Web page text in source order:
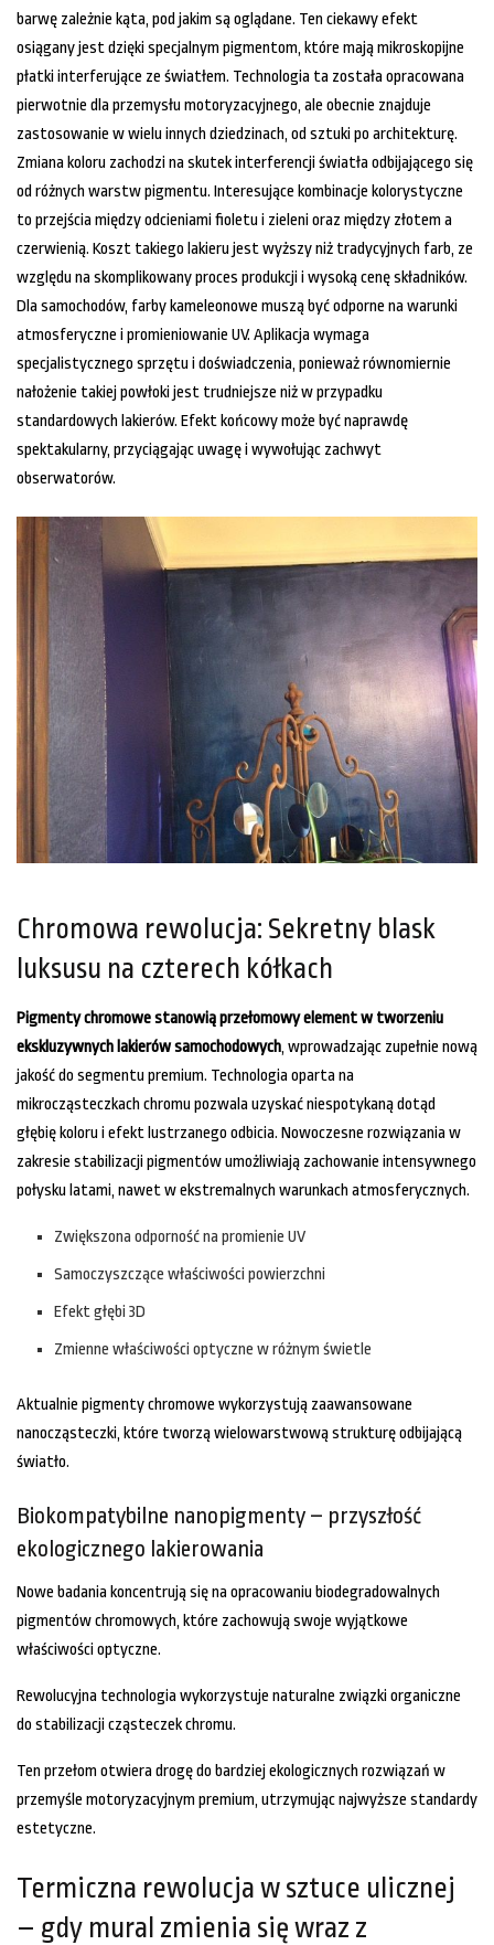
barwę zależnie kąta, pod jakim są oglądane. Ten ciekawy efekt
osiągany jest dzięki specjalnym pigmentom, które mają mikroskopijne
płatki interferujące ze światłem. Technologia ta została opracowana
pierwotnie dla przemysłu motoryzacyjnego, ale obecnie znajduje
zastosowanie w wielu innych dziedzinach, od sztuki po architekturę.
Zmiana koloru zachodzi na skutek interferencji światła odbijającego się
od różnych warstw pigmentu. Interesujące kombinacje kolorystyczne
to przejścia między odcieniami fioletu i zieleni oraz między złotem a
czerwienią. Koszt takiego lakieru jest wyższy niż tradycyjnych farb, ze
względu na skomplikowany proces produkcji i wysoką cenę składników.
Dla samochodów, farby kameleonowe muszą być odporne na warunki
atmosferyczne i promieniowanie UV. Aplikacja wymaga
specjalistycznego sprzętu i doświadczenia, ponieważ równomiernie
nałożenie takiej powłoki jest trudniejsze niż w przypadku
standardowych lakierów. Efekt końcowy może być naprawdę
spektakularny, przyciągając uwagę i wywołując zachwyt
obserwatorów.
Chromowa rewolucja: Sekretny blask
luksusu na czterech kółkach
Pigmenty chromowe stanowią przełomowy element w tworzeniu
ekskluzywnych lakierów samochodowych, wprowadzając zupełnie nową
jakość do segmentu premium. Technologia oparta na
mikrocząsteczkach chromu pozwala uzyskać niespotykaną dotąd
głębię koloru i efekt lustrzanego odbicia. Nowoczesne rozwiązania w
zakresie stabilizacji pigmentów umożliwiają zachowanie intensywnego
połysku latami, nawet w ekstremalnych warunkach atmosferycznych.
Zwiększona odporność na promienie UV
Samoczyszczące właściwości powierzchni
Efekt głębi 3D
Zmienne właściwości optyczne w różnym świetle
Aktualnie pigmenty chromowe wykorzystują zaawansowane
nanocząsteczki, które tworzą wielowarstwową strukturę odbijającą
światło.
Biokompatybilne nanopigmenty – przyszłość
ekologicznego lakierowania
Nowe badania koncentrują się na opracowaniu biodegradowalnych
pigmentów chromowych, które zachowują swoje wyjątkowe
właściwości optyczne.
Rewolucyjna technologia wykorzystuje naturalne związki organiczne
do stabilizacji cząsteczek chromu.
Ten przełom otwiera drogę do bardziej ekologicznych rozwiązań w
przemyśle motoryzacyjnym premium, utrzymując najwyższe standardy
estetyczne.
Termiczna rewolucja w sztuce ulicznej
– gdy mural zmienia się wraz z